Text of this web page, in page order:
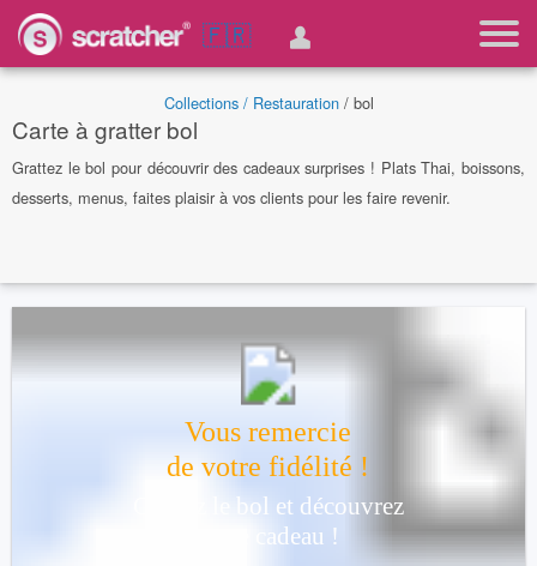
🇫🇷
Collections / Restauration/ bol
Carte à gratter bol
Grattez le bol pour découvrir des cadeaux surprises ! Plats Thai, boissons,
desserts, menus, faites plaisir à vos clients pour les faire revenir.
Vous remercie
de votre fidélité !
Grattez le bol et découvrez
votre cadeau !